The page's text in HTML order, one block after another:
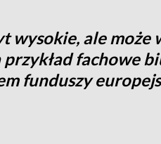
wysokie, ale może
fachowe
funduszy